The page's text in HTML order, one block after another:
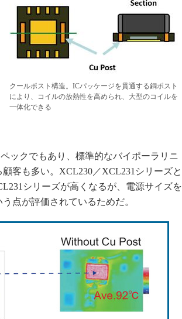
クールポスト構造。ICパッケージを貫通する銅ポスト
により、コイルの放熱性を高められ、大型のコイルを
一体化できる
ックでもあり、標準的なバイポーラリニ
客も多い。XCL230／XCL231シリーズと
シリーズが高くなるが、電源サイズを
点が評価されているためだ。